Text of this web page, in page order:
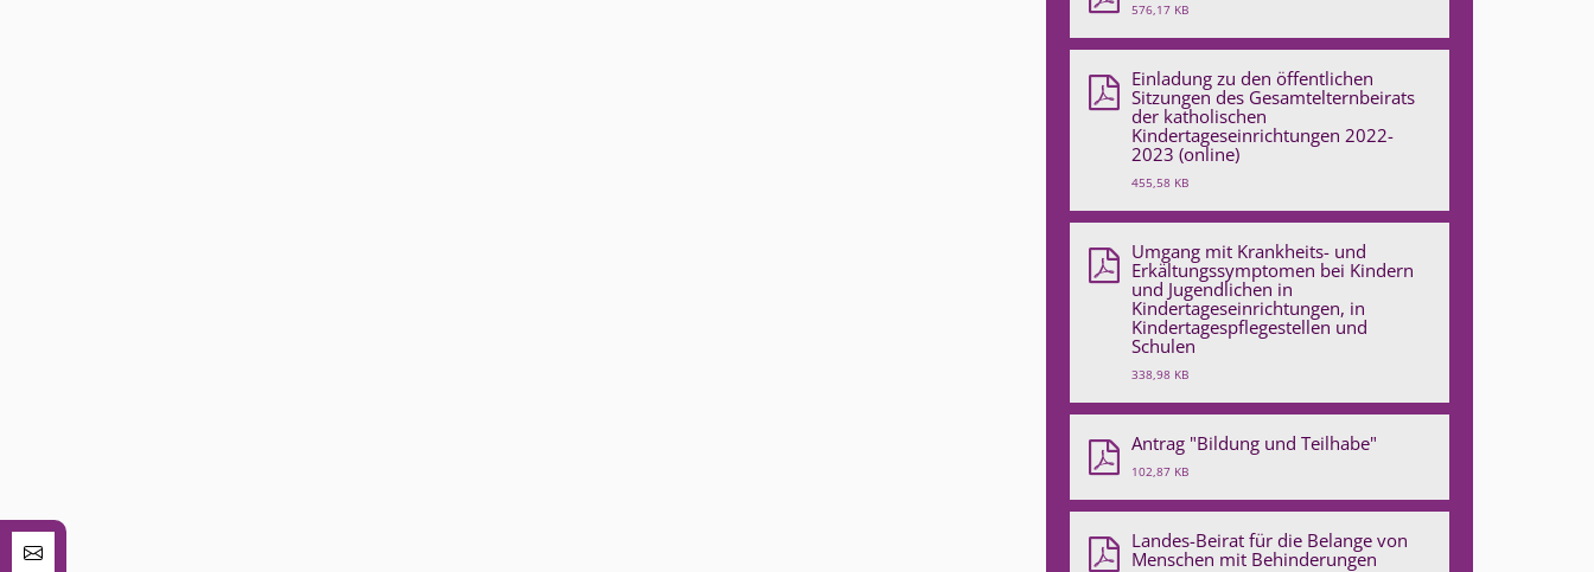
576,17 KB
Einladung zu den öffentlichen
Sitzungen des Gesamtelternbeirats
der katholischen
Kindertageseinrichtungen 2022-
2023 (online)
455,58 KB
Umgang mit Krankheits- und
Erkältungssymptomen bei Kindern
und Jugendlichen in
Kindertageseinrichtungen, in
Kindertagespflegestellen und
Schulen
338,98 KB
Antrag "Bildung und Teilhabe"
102,87 KB
Landes-Beirat für die Belange von
Menschen mit Behinderungen